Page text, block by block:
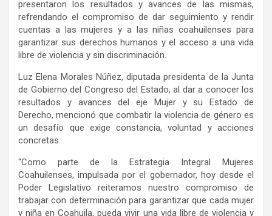
presentaron los resultados y avances de las mismas,
refrendando el compromiso de dar seguimiento y rendir
cuentas a las mujeres y a las niñas coahuilenses para
garantizar sus derechos humanos y el acceso a una vida
libre de violencia y sin discriminación.
Luz Elena Morales Núñez, diputada presidenta de la Junta
de Gobierno del Congreso del Estado, al dar a conocer los
resultados y avances del eje Mujer y su Estado de
Derecho, mencionó que combatir la violencia de género es
un desafío que exige constancia, voluntad y acciones
concretas.
“Como parte de la Estrategia Integral Mujeres
Coahuilenses, impulsada por el gobernador, hoy desde el
Poder Legislativo reiteramos nuestro compromiso de
trabajar con determinación para garantizar que cada mujer
y niña en Coahuila, pueda vivir una vida libre de violencia y